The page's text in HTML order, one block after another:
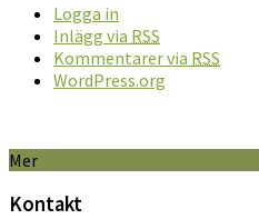
Logga in
Inlägg via RSS
Kommentarer via RSS
WordPress.org
Mer
Kontakt